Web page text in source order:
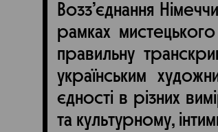
Возз’єднання
рамках
правильну
українським
єдності в різних
та культурному,